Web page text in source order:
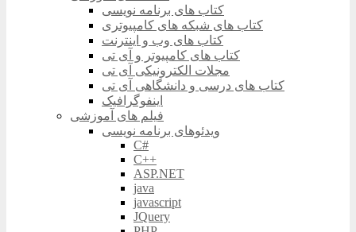
کتاب های برنامه نویسی
کتاب های شبکه های کامپیوتری
کتاب های وب و اینترنت
کتاب های کامپیوتر و آی تی
مجلات الکترونیکی آی تی
کتاب های درسی و دانشگاهی آی تی
اینفوگرافیک
فیلم های آموزشی
ویدئوهای برنامه نویسی
C#
C++
ASP.NET
java
javascript
JQuery